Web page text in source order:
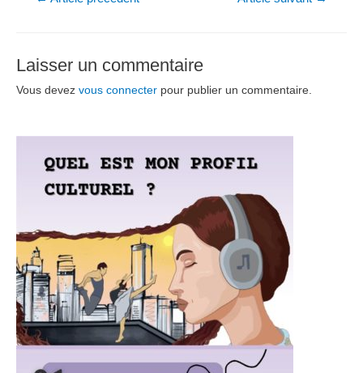
Laisser un commentaire
Vous devez vous connecter pour publier un commentaire.